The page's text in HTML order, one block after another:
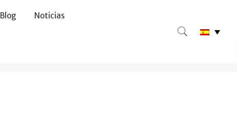
Blog Noticias